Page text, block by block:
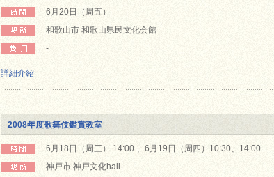
6月20日（周五）
和歌山市 和歌山県民文化会館
-
詳細介紹
2008年度歌舞伎鑑賞教室
6月18日（周三） 14:00 、6月19日（周四）10:30、14:00
神戸市 神戸文化hall